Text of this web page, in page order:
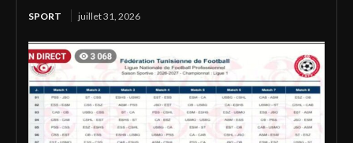
SPORT juillet 31, 2026